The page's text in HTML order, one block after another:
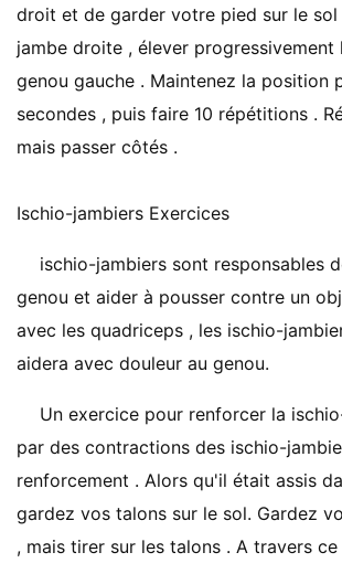
droit et de garder votre pied sur le
jambe droite , élever progressivement
genou gauche . Maintenez la position
secondes , puis faire 10 répétitions .
mais passer côtés .
Ischio-jambiers Exercices
ischio-jambiers sont responsables
genou et aider à pousser contre un
avec les quadriceps , les ischio-
aidera avec douleur au genou.
Un exercice pour renforcer la
par des contractions des ischio-
renforcement . Alors qu'il était assis
gardez vos talons sur le sol. Gardez
, mais tirer sur les talons . A travers